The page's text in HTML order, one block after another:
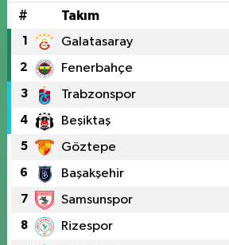
# Takım
1 Galatasaray
2 Fenerbahçe
3 Trabzonspor
4 Beşiktaş
5 Göztepe
6 Başakşehir
7 Samsunspor
8 Rizespor